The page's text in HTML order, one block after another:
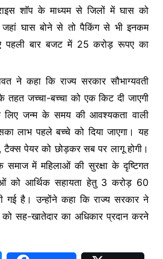
शाॅप के माध्यम से जिलों में घास को
घास बोने से तो पैकिंग से भी इनकम
पहली बार बजट में 25 करोड़ रूपए का
ने कहा कि राज्य सरकार सौभाग्यवती
तहत जच्चा-बच्चा को एक किट दी जाएगी
लिए जन्म के समय की आवश्यकता वाली
लाभ पहले बच्चे को दिया जाएगा। यह
टैक्स पेयर को छोड़कर सब पर लागू होगी।
समाज में महिलाओं की सुरक्षा के दृष्टिगत
को आर्थिक सहायता हेतु 3 करोड़ 60
गई है। उन्होंने कहा कि राज्य सरकार ने
को सह-खातेदार का अधिकार प्रदान करने